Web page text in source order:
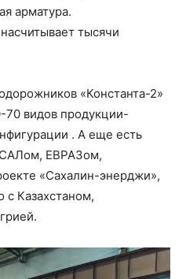
арматура.
тысячи
«Константа-2»
70 видов продукции-
. А еще есть
ЕВРАЗом,
«Сахалин-энерджи»,
с Казахстаном,